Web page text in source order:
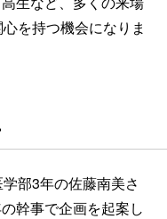
を持つ機会になりま
部3年の佐藤南美さ
幹事で企画を起案し